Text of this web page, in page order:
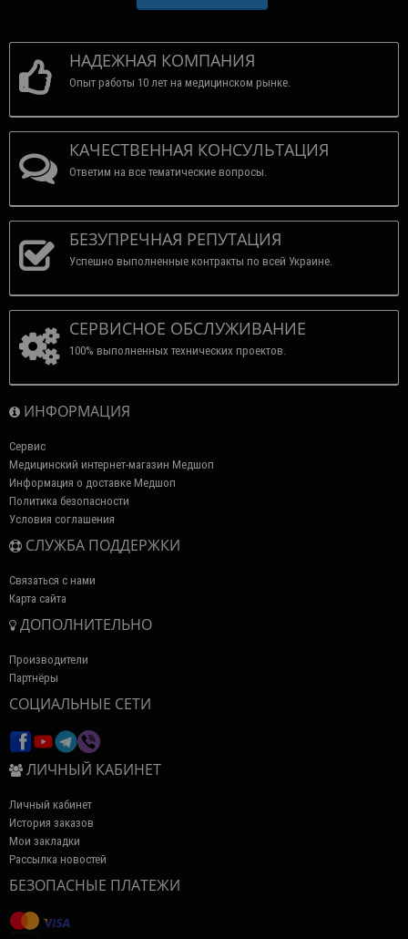
НАДЕЖНАЯ КОМПАНИЯ
Опыт работы 10 лет на медицинском рынке.
КАЧЕСТВЕННАЯ КОНСУЛЬТАЦИЯ
Ответим на все тематические вопросы.
БЕЗУПРЕЧНАЯ РЕПУТАЦИЯ
Успешно выполненные контракты по всей Украине.
СЕРВИСНОЕ ОБСЛУЖИВАНИЕ
100% выполненных технических проектов.
ИНФОРМАЦИЯ
Сервис
Медицинский интернет-магазин Медшоп
Информация о доставке Медшоп
Политика безопасности
Условия соглашения
СЛУЖБА ПОДДЕРЖКИ
Связаться с нами
Карта сайта
ДОПОЛНИТЕЛЬНО
Производители
Партнёры
СОЦИАЛЬНЫЕ СЕТИ
ЛИЧНЫЙ КАБИНЕТ
Личный кабинет
История заказов
Мои закладки
Рассылка новостей
БЕЗОПАСНЫЕ ПЛАТЕЖИ